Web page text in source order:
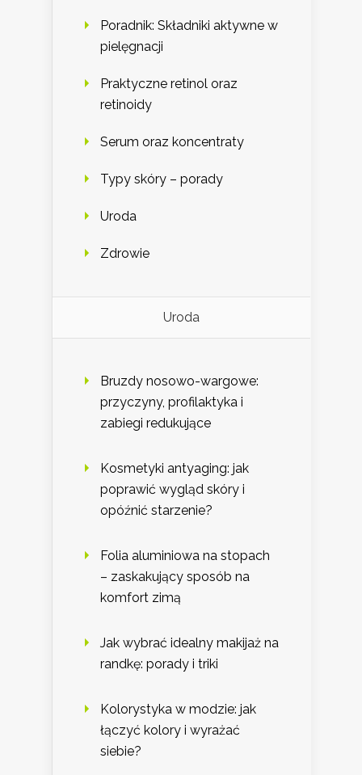
Poradnik: Składniki aktywne w
pielęgnacji
Praktyczne retinol oraz
retinoidy
Serum oraz koncentraty
Typy skóry – porady
Uroda
Zdrowie
Uroda
Bruzdy nosowo-wargowe:
przyczyny, profilaktyka i
zabiegi redukujące
Kosmetyki antyaging: jak
poprawić wygląd skóry i
opóźnić starzenie?
Folia aluminiowa na stopach
– zaskakujący sposób na
komfort zimą
Jak wybrać idealny makijaż na
randkę: porady i triki
Kolorystyka w modzie: jak
łączyć kolory i wyrażać
siebie?